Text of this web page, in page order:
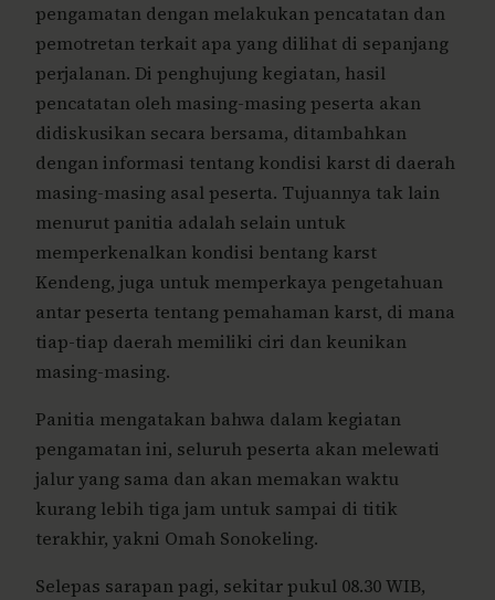
pengamatan dengan melakukan pencatatan dan
pemotretan terkait apa yang dilihat di sepanjang
perjalanan. Di penghujung kegiatan, hasil
pencatatan oleh masing-masing peserta akan
didiskusikan secara bersama, ditambahkan
dengan informasi tentang kondisi karst di daerah
masing-masing asal peserta. Tujuannya tak lain
menurut panitia adalah selain untuk
memperkenalkan kondisi bentang karst
Kendeng, juga untuk memperkaya pengetahuan
antar peserta tentang pemahaman karst, di mana
tiap-tiap daerah memiliki ciri dan keunikan
masing-masing.
Panitia mengatakan bahwa dalam kegiatan
pengamatan ini, seluruh peserta akan melewati
jalur yang sama dan akan memakan waktu
kurang lebih tiga jam untuk sampai di titik
terakhir, yakni Omah Sonokeling.
Selepas sarapan pagi, sekitar pukul 08.30 WIB,